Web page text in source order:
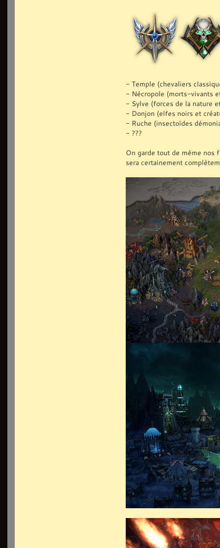
- Temple (chevaliers
- Nécropole (morts-vivants
- Sylve (forces de la nature
- Donjon (elfes noirs et
- Ruche (insectoïdes
- ???
On garde tout de même
sera certainement